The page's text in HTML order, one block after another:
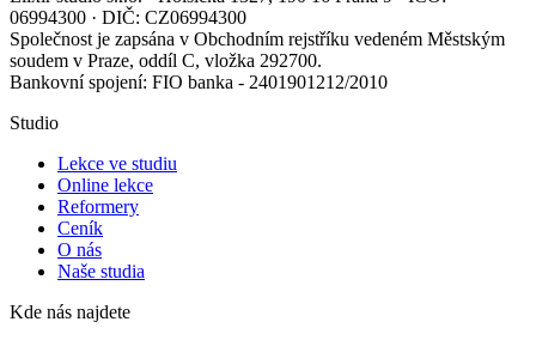
06994300 · DIČ: CZ06994300
Společnost je zapsána v Obchodním rejstříku vedeném Městským
soudem v Praze, oddíl C, vložka 292700.
Bankovní spojení: FIO banka - 2401901212/2010
Studio
Lekce ve studiu
Online lekce
Reformery
Ceník
O nás
Naše studia
Kde nás najdete